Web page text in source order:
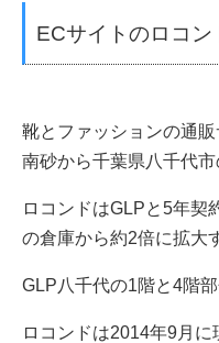
ECサイトのロコ
靴とファッションの通
南砂から千葉県八千代
ロコンドはGLPと5年契
の倉庫から約2倍に拡大
GLP八千代の1階と4階
ロコンドは2014年9月